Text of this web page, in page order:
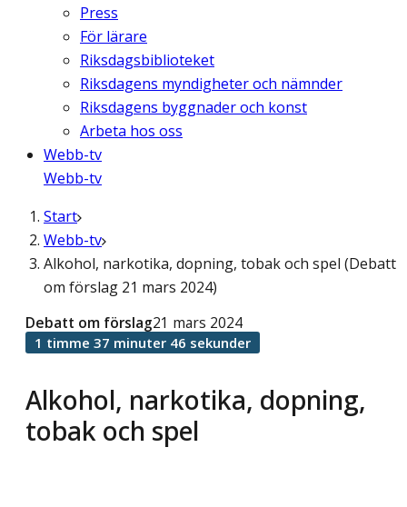
Press
För lärare
Riksdagsbiblioteket
Riksdagens myndigheter och nämnder
Riksdagens byggnader och konst
Arbeta hos oss
Webb-tv
Webb-tv
Start
Webb-tv
Alkohol, narkotika, dopning, tobak och spel (Debatt
om förslag 21 mars 2024)
Alkohol, narkotika, dopning,
tobak och spel
Debatt om förslag21 mars 2024
1 timme 37 minuter 46 sekunder